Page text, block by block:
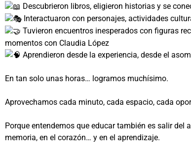
Descubrieron libros, eligieron historias y se
Interactuaron con personajes, actividades
Tuvieron encuentros inesperados con figuras
momentos con Claudia López
Aprendieron desde la experiencia, desde el
En tan solo unas horas… logramos muchísimo.
Aprovechamos cada minuto, cada espacio, cada
Porque entendemos que educar también es salir
memoria, en el corazón… y en el aprendizaje.